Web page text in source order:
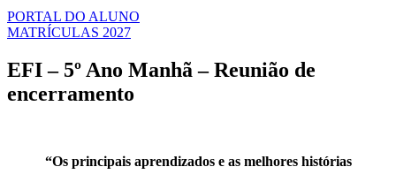
PORTAL DO ALUNO
MATRÍCULAS 2027
EFI – 5º Ano Manhã – Reunião de
encerramento
“Os principais aprendizados e as melhores histórias